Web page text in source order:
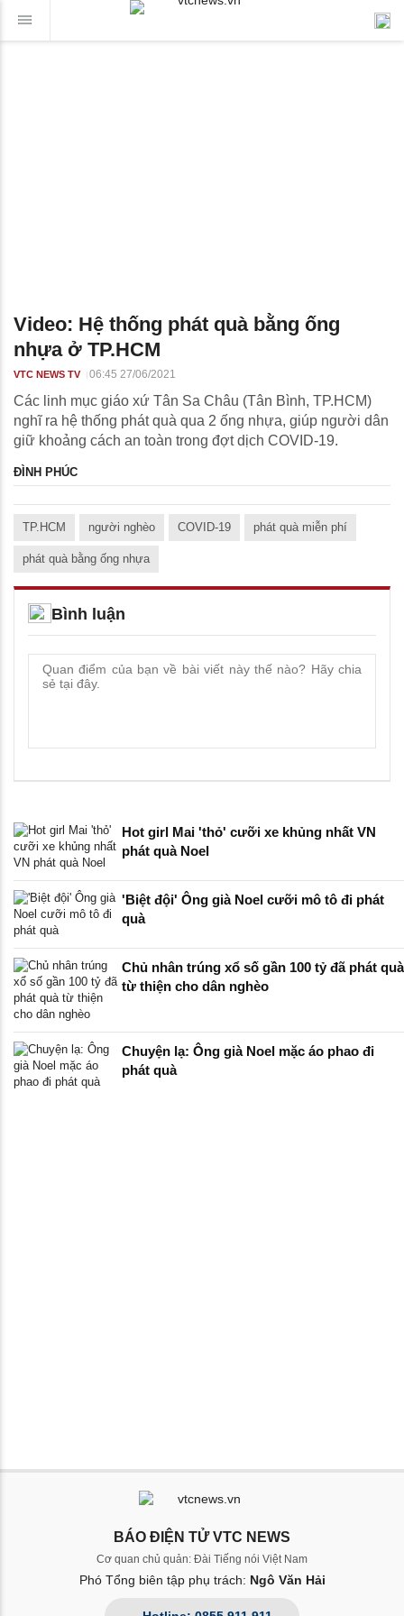
Video: Hệ thống phát quà bằng ống
nhựa ở TP.HCM
VTC NEWS TV 06:45 27/06/2021
Các linh mục giáo xứ Tân Sa Châu (Tân Bình, TP.HCM)
nghĩ ra hệ thống phát quà qua 2 ống nhựa, giúp người dân
giữ khoảng cách an toàn trong đợt dịch COVID-19.
ĐÌNH PHÚC
TP.HCM người nghèo COVID-19 phát quà miễn phí
phát quà bằng ống nhựa
Bình luận
Hot girl Mai 'thỏ' cưỡi xe khủng nhất VN
phát quà Noel
'Biệt đội' Ông già Noel cưỡi mô tô đi phát
quà
Chủ nhân trúng xổ số gần 100 tỷ đã phát quà
từ thiện cho dân nghèo
Chuyện lạ: Ông già Noel mặc áo phao đi
phát quà
BÁO ĐIỆN TỬ VTC NEWS
Cơ quan chủ quản: Đài Tiếng nói Việt Nam
Phó Tổng biên tập phụ trách: Ngô Văn Hải